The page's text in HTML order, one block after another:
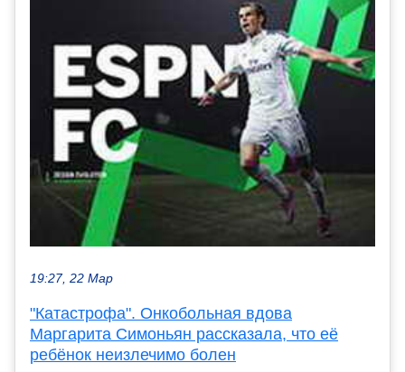
19:27, 22 Мар
"Катастрофа". Онкобольная вдова
Маргарита Симоньян рассказала, что её
ребёнок неизлечимо болен